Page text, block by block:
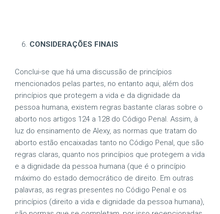
CONSIDERAÇÕES FINAIS
Conclui-se que há uma discussão de princípios
mencionados pelas partes, no entanto aqui, além dos
princípios que protegem a vida e da dignidade da
pessoa humana, existem regras bastante claras sobre o
aborto nos artigos 124 a 128 do Código Penal. Assim, à
luz do ensinamento de Alexy, as normas que tratam do
aborto estão encaixadas tanto no Código Penal, que são
regras claras, quanto nos princípios que protegem a vida
e a dignidade da pessoa humana (que é o princípio
máximo do estado democrático de direito. Em outras
palavras, as regras presentes no Código Penal e os
princípios (direito a vida e dignidade da pessoa humana),